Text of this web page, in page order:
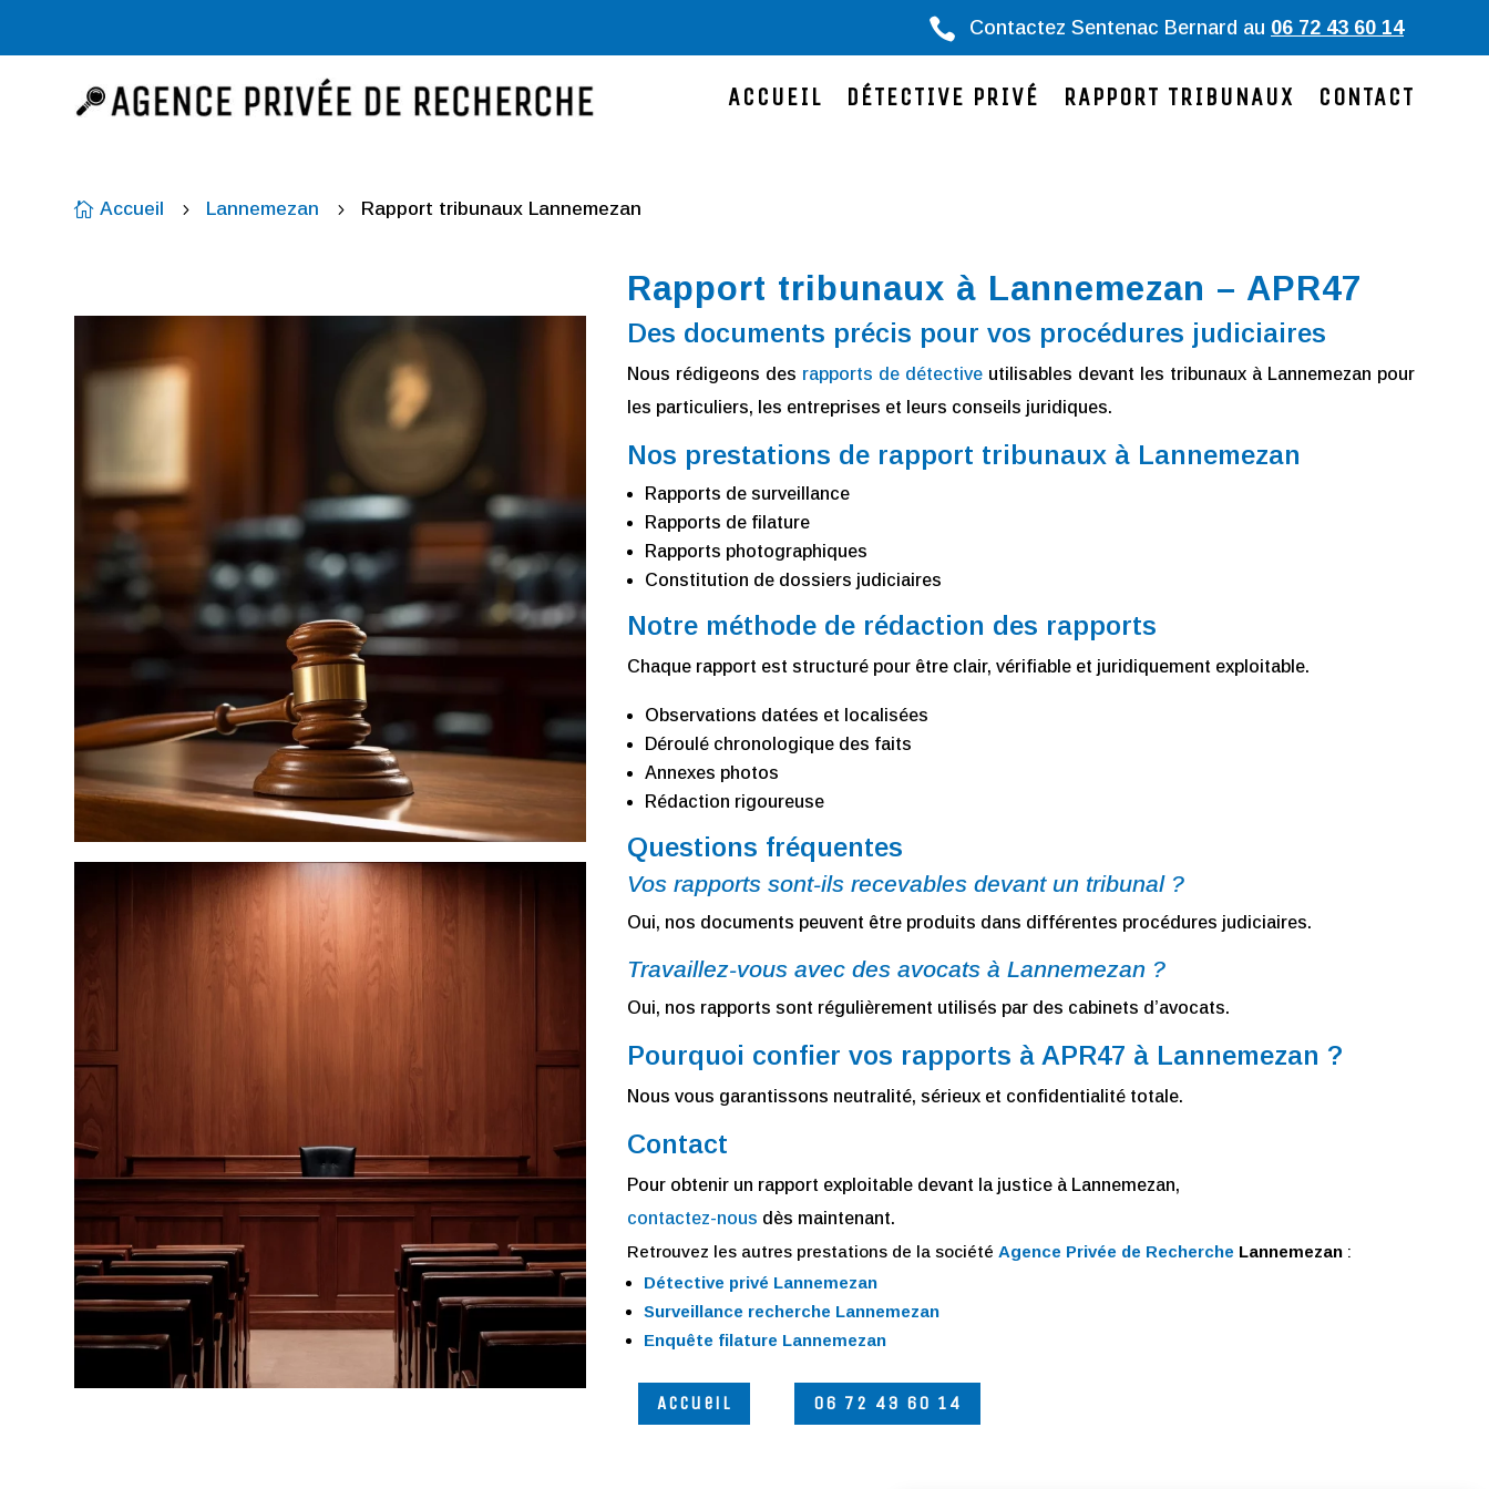
 Contactez Sentenac Bernard au 06 72 43 60 14
ACCUEIL DÉTECTIVE PRIVÉ RAPPORT TRIBUNAUX CONTACT
 Accueil 5 Lannemezan 5 Rapport tribunaux Lannemezan
Rapport tribunaux à Lannemezan – APR47
Des documents précis pour vos procédures judiciaires
Nous rédigeons des rapports de détectiveutilisables devant les tribunaux à Lannemezan pour
les particuliers, les entreprises et leurs conseils juridiques.
Nos prestations de rapport tribunaux à Lannemezan
Rapports de surveillance
Rapports de filature
Rapports photographiques
Constitution de dossiers judiciaires
Notre méthode de rédaction des rapports
Chaque rapport est structuré pour être clair, vérifiable et juridiquement exploitable.
Observations datées et localisées
Déroulé chronologique des faits
Annexes photos
Rédaction rigoureuse
Questions fréquentes
Vos rapports sont-ils recevables devant un tribunal ?
Oui, nos documents peuvent être produits dans différentes procédures judiciaires.
Travaillez-vous avec des avocats à Lannemezan ?
Oui, nos rapports sont régulièrement utilisés par des cabinets d’avocats.
Pourquoi confier vos rapports à APR47 à Lannemezan ?
Nous vous garantissons neutralité, sérieux et confidentialité totale.
Contact
Pour obtenir un rapport exploitable devant la justice à Lannemezan,
contactez-nous dès maintenant.
Retrouvez les autres prestations de la société Agence Privée de Recherche Lannemezan:
Détective privé Lannemezan
Surveillance recherche Lannemezan
Enquête filature Lannemezan
Accueil 06 72 43 60 14